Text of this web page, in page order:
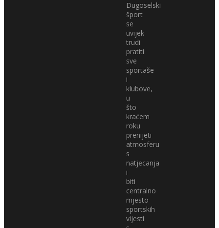
Dugoselski
šport
se
uvijek
trudi
pratiti
sve
sportaše
i
klubove,
u
što
kraćem
roku
prenijeti
atmosferu
s
natjecanja
i
biti
centralno
mjesto
sportskih
vijesti